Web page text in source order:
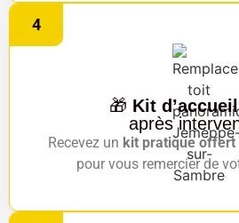
4
🎁 Kit
après
Recevez un kit pratique offert
pour vous remercier de